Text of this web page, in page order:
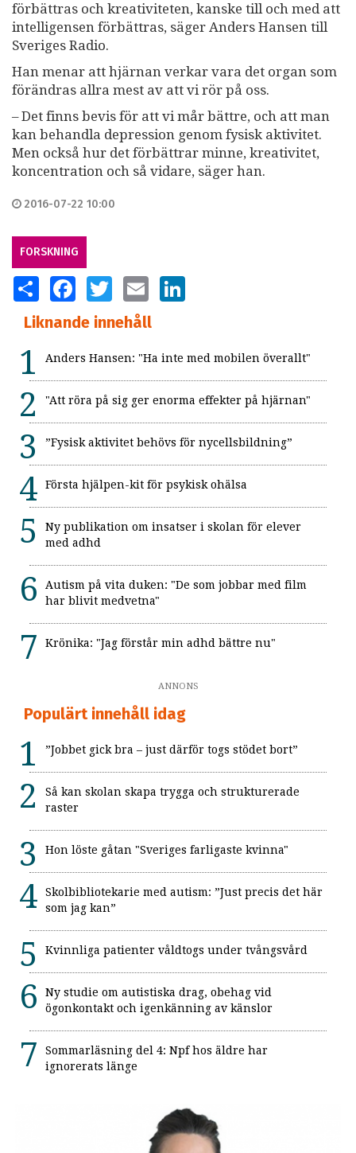
förbättras och kreativiteten, kanske till och med att
intelligensen förbättras, säger Anders Hansen till
Sveriges Radio.
Han menar att hjärnan verkar vara det organ som
förändras allra mest av att vi rör på oss.
– Det finns bevis för att vi mår bättre, och att man
kan behandla depression genom fysisk aktivitet.
Men också hur det förbättrar minne, kreativitet,
koncentration och så vidare, säger han.
2016-07-22 10:00
FORSKNING
SHARE FACEBOOKTWITTER EMAIL
Liknande innehåll
Anders Hansen: "Ha inte med mobilen överallt"
"Att röra på sig ger enorma effekter på hjärnan"
”Fysisk aktivitet behövs för nycellsbildning”
Första hjälpen-kit för psykisk ohälsa
Ny publikation om insatser i skolan för elever
med adhd
Autism på vita duken: "De som jobbar med film
har blivit medvetna"
Krönika: "Jag förstår min adhd bättre nu"
ANNONS
Populärt innehåll idag
”Jobbet gick bra – just därför togs stödet bort”
Så kan skolan skapa trygga och strukturerade
raster
Hon löste gåtan "Sveriges farligaste kvinna"
Skolbibliotekarie med autism: ”Just precis det här
som jag kan”
Kvinnliga patienter våldtogs under tvångsvård
Ny studie om autistiska drag, obehag vid
ögonkontakt och igenkänning av känslor
Sommarläsning del 4: Npf hos äldre har
ignorerats länge